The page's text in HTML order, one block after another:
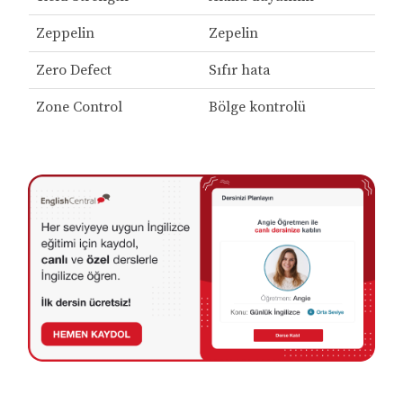
Zeppelin Zepelin
Zero Defect Sıfır hata
Zone Control Bölge kontrolü